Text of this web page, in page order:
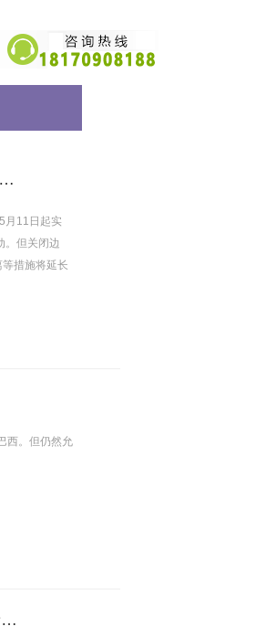
玻利维亚虽宣布逐步恢复经济，但延期“全面隔离”、关闭边境、暂停国际国内航班
月11日起实
。但关闭边
措施将延长
西。但仍然允
好消息!印度尼西亚狮航和鹰航自5月份起有条件复航，以及转机泰国和韩国的提醒